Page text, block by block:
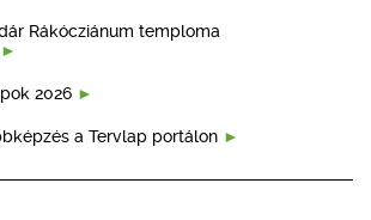
Rákócziánum temploma
2026
a Tervlap portálon